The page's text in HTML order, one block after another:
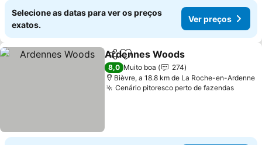
Selecione as datas para ver os preços
exatos.
Ver preços
PartilharAdicionar aos favoritos
Ardennes Woods
8,0 Muito boa
274
Bièvre, a 18.8 km de La Roche-en-Ardenne
Cenário pitoresco perto de fazendas